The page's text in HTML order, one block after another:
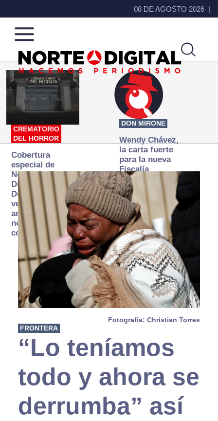
08 DE AGOSTO 2026
Norte
de
Ciudad
Más
que
noticias,
hacemos periodismo
CREMATORIO
DEL HORROR
Cobertura
especial de
Norte
Digital:
Donde la
verdad
arde… pero
no se
consume
DON MIRONE
Wendy Chávez,
la carta fuerte
para la nueva
Fiscalía
autónoma
Fotografía: Christian Torres
FRONTERA
“Lo teníamos
todo y ahora se
derrumba” así